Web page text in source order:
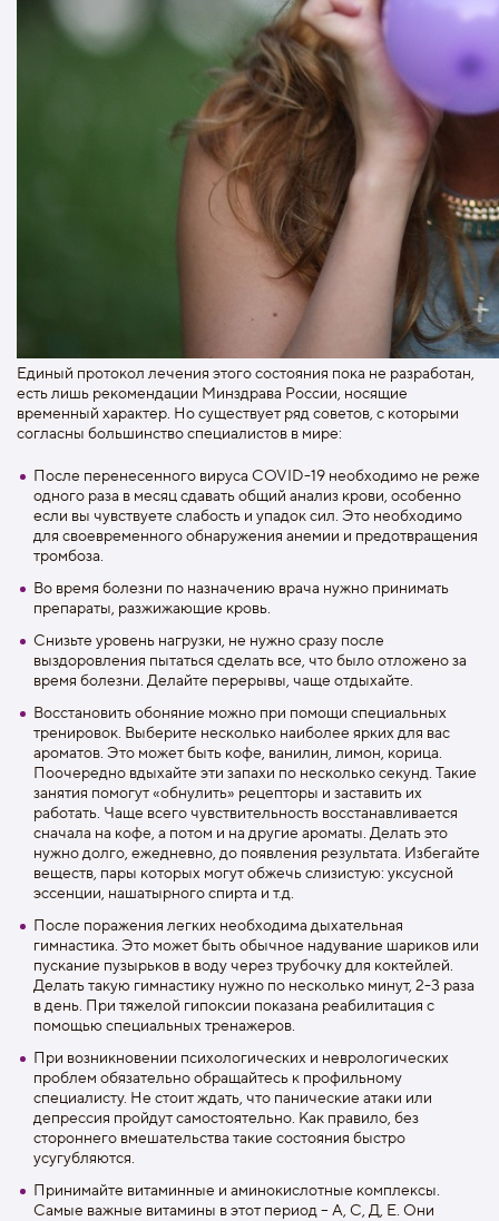
Единый протокол лечения этого состояния пока не разработан,
есть лишь рекомендации Минздрава России, носящие
временный характер. Но существует ряд советов, с которыми
согласны большинство специалистов в мире:
После перенесенного вируса COVID-19 необходимо не реже
одного раза в месяц сдавать общий анализ крови, особенно
если вы чувствуете слабость и упадок сил. Это необходимо
для своевременного обнаружения анемии и предотвращения
тромбоза.
Во время болезни по назначению врача нужно принимать
препараты, разжижающие кровь.
Снизьте уровень нагрузки, не нужно сразу после
выздоровления пытаться сделать все, что было отложено за
время болезни. Делайте перерывы, чаще отдыхайте.
Восстановить обоняние можно при помощи специальных
тренировок. Выберите несколько наиболее ярких для вас
ароматов. Это может быть кофе, ванилин, лимон, корица.
Поочередно вдыхайте эти запахи по несколько секунд. Такие
занятия помогут «обнулить» рецепторы и заставить их
работать. Чаще всего чувствительность восстанавливается
сначала на кофе, а потом и на другие ароматы. Делать это
нужно долго, ежедневно, до появления результата. Избегайте
веществ, пары которых могут обжечь слизистую: уксусной
эссенции, нашатырного спирта и т.д.
После поражения легких необходима дыхательная
гимнастика. Это может быть обычное надувание шариков или
пускание пузырьков в воду через трубочку для коктейлей.
Делать такую гимнастику нужно по несколько минут, 2-3 раза
в день. При тяжелой гипоксии показана реабилитация с
помощью специальных тренажеров.
При возникновении психологических и неврологических
проблем обязательно обращайтесь к профильному
специалисту. Не стоит ждать, что панические атаки или
депрессия пройдут самостоятельно. Как правило, без
стороннего вмешательства такие состояния быстро
усугубляются.
Принимайте витаминные и аминокислотные комплексы.
Самые важные витамины в этот период – А, С, Д, Е. Они